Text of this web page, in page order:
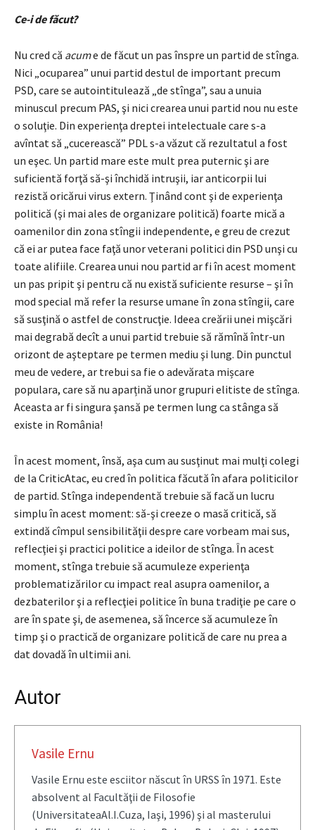
Ce-i de făcut?
Nu cred că acume de făcut un pas înspre un partid de stînga.
Nici „ocuparea” unui partid destul de important precum
PSD, care se autointitulează „de stînga”, sau a unuia
minuscul precum PAS, şi nici crearea unui partid nou nu este
o soluţie. Din experienţa dreptei intelectuale care s-a
avîntat să „cucerească” PDL s-a văzut că rezultatul a fost
un eşec. Un partid mare este mult prea puternic şi are
suficientă forţă să-şi închidă intruşii, iar anticorpii lui
rezistă oricărui virus extern. Ţinând cont şi de experienţa
politică (şi mai ales de organizare politică) foarte mică a
oamenilor din zona stîngii independente, e greu de crezut
că ei ar putea face faţă unor veterani politici din PSD unşi cu
toate alifiile. Crearea unui nou partid ar fi în acest moment
un pas pripit şi pentru că nu există suficiente resurse – şi în
mod special mă refer la resurse umane în zona stîngii, care
să susţină o astfel de construcţie. Ideea creării unei mişcări
mai degrabă decît a unui partid trebuie să rămînă într-un
orizont de aşteptare pe termen mediu şi lung. Din punctul
meu de vedere, ar trebui sa fie o adevărata mișcare
populara, care să nu aparțină unor grupuri elitiste de stînga.
Aceasta ar fi singura şansă pe termen lung ca stânga să
existe in România!
În acest moment, însă, aşa cum au susţinut mai mulţi colegi
de la CriticAtac, eu cred în politica făcută în afara politicilor
de partid. Stînga independentă trebuie să facă un lucru
simplu în acest moment: să-şi creeze o masă critică, să
extindă cîmpul sensibilităţii despre care vorbeam mai sus,
reflecţiei şi practici politice a ideilor de stînga. În acest
moment, stînga trebuie să acumuleze experienţa
problematizărilor cu impact real asupra oamenilor, a
dezbaterilor şi a reflecţiei politice în buna tradiţie pe care o
are în spate şi, de asemenea, să încerce să acumuleze în
timp şi o practică de organizare politică de care nu prea a
dat dovadă în ultimii ani.
Autor
Vasile Ernu
Vasile Ernu este esciitor născut în URSS în 1971. Este
absolvent al Facultăţii de Filosofie
(UniversitateaAl.I.Cuza, Iaşi, 1996) şi al masterului